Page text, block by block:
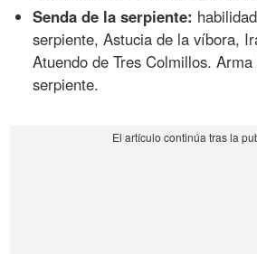
Senda de la serpiente:
serpiente, Astucia de la víbora,
Atuendo de Tres Colmillos.
serpiente.